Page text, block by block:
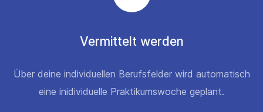
Vermittelt werden
Über deine individuellen Berufsfelder wird automatisch
eine inidividuelle Praktikumswoche geplant.